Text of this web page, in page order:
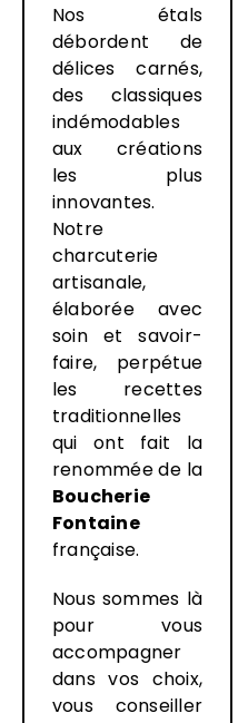
Nos étals
débordent de
délices carnés,
des classiques
indémodables
aux créations
les plus
innovantes.
Notre
charcuterie
artisanale,
élaborée avec
soin et savoir-
faire, perpétue
les recettes
traditionnelles
qui ont fait la
renommée de la
Boucherie
Fontaine
française.
Nous sommes là
pour vous
accompagner
dans vos choix,
vous conseiller